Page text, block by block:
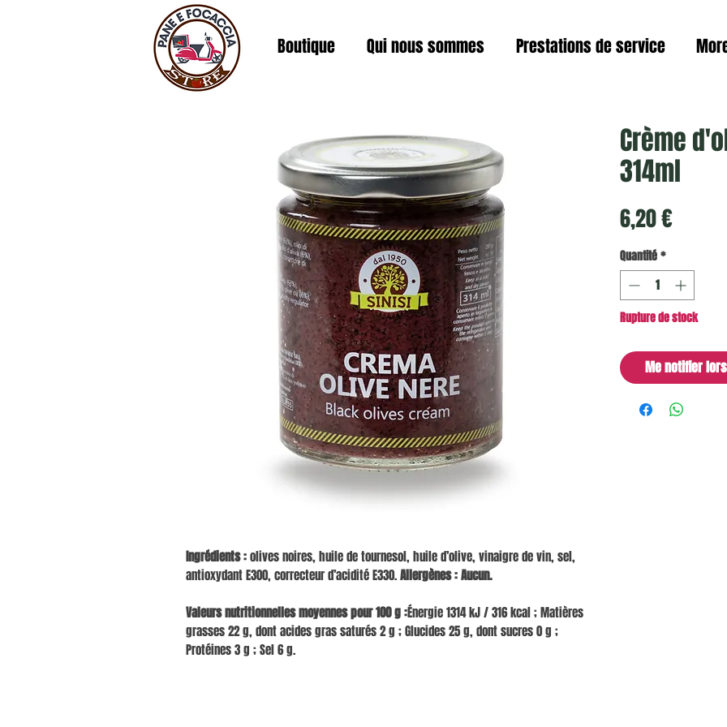
Boutique Qui nous sommes Prestations de service
Ingrédients :olives noires, huile de tournesol, huile d’olive, vinaigre de vin, sel,
antioxydant E300, correcteur d’acidité E330.Allergènes : Aucun.
Valeurs nutritionnelles moyennes pour 100 g :Énergie 1314 kJ / 316 kcal ; Matières
grasses 22 g, dont acides gras saturés 2 g ; Glucides 25 g, dont sucres 0 g ;
Protéines 3 g ; Sel 6 g.
Crème
314ml
6,20 €Prix
Quantité*
Rupture de stock
Me notifier